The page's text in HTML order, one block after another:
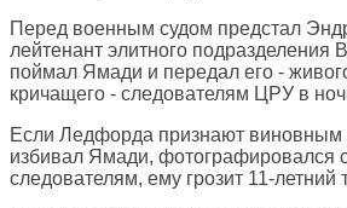
Перед военным судом предстал
лейтенант элитного подразделения
поймал Ямади и передал его -
кричащего - следователям ЦРУ в
Если Ледфорда признают виновным
избивал Ямади, фотографировался
следователям, ему грозит 11-